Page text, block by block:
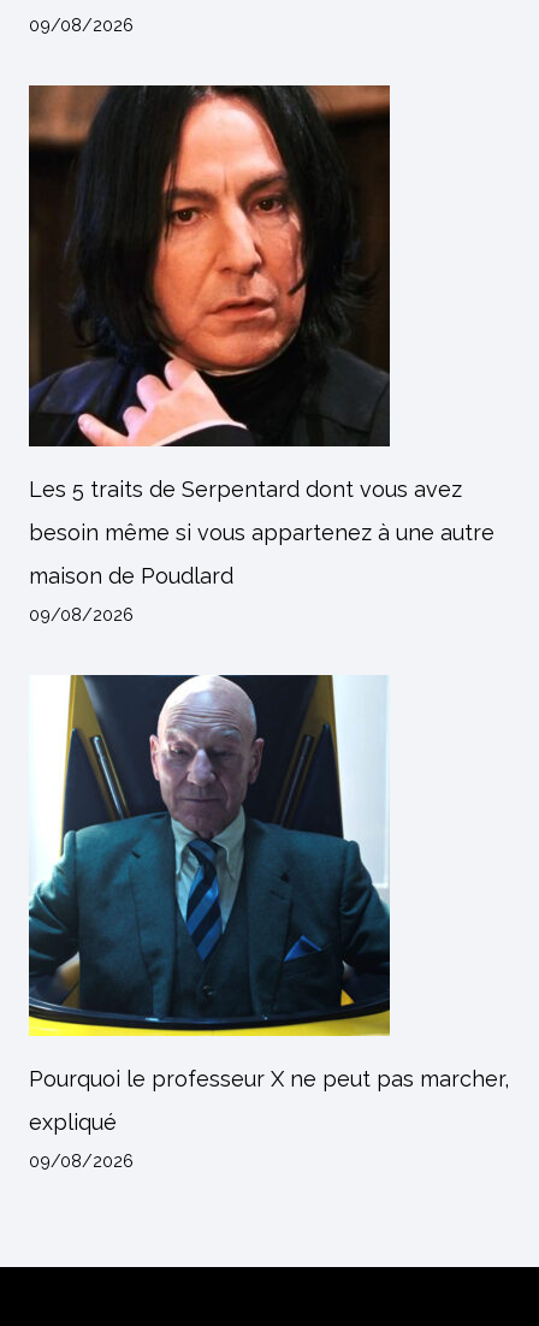
09/08/2026
Les 5 traits de Serpentard dont vous avez
besoin même si vous appartenez à une autre
maison de Poudlard
09/08/2026
Pourquoi le professeur X ne peut pas marcher,
expliqué
09/08/2026